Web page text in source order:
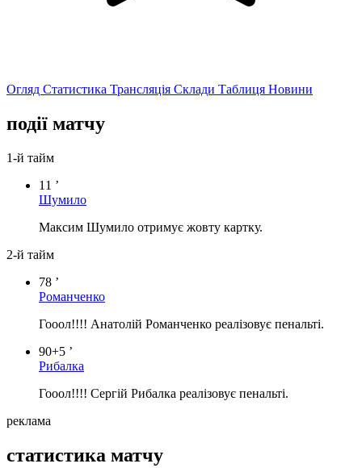
Огляд Статистика Трансляція Склади Таблиця Новини
події матчу
1-й тайм
11 ’
Шумило
Максим Шумило отримує жовту картку.
2-й тайм
78 ’
Романченко
Гооол!!!! Анатолій Романченко реалізовує пенальті.
90+5 ’
Рибалка
Гооол!!!! Сергій Рибалка реалізовує пенальті.
реклама
статистика матчу